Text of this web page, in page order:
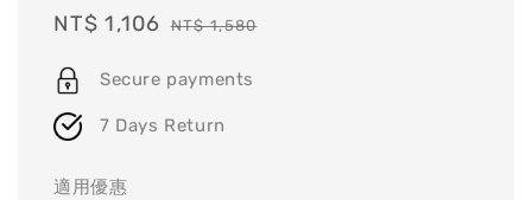
Sale
NT$ 1,106 Regular
NT$ 1,580
Secure payments
7 Days Return
適用優惠